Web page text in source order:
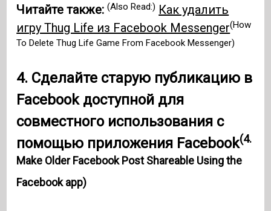
Читайте также:(Also Read:) Как удалить
игру Thug Life из Facebook Messenger(How
To Delete Thug Life Game From Facebook Messenger)
4. Сделайте старую публикацию в
Facebook доступной для
совместного использования с
помощью приложения Facebook(4.
Make Older Facebook Post Shareable Using the
Facebook app)